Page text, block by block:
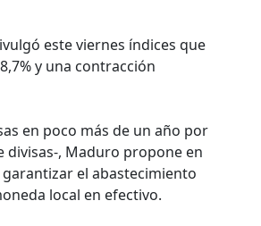
este viernes índices que
y una contracción
en poco más de un año por
divisas-, Maduro propone en
el abastecimiento
local en efectivo.